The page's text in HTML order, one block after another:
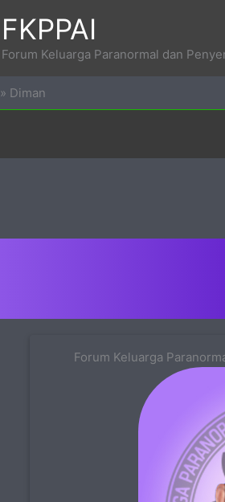
FKPPAI
Forum Keluarga Paranormal dan
» Diman
Forum Keluarga